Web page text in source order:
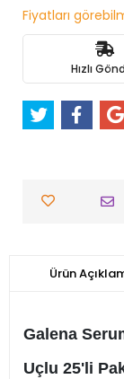
Fiyatları
Hızlı
Ürün
Galena
Uçlu 25'li